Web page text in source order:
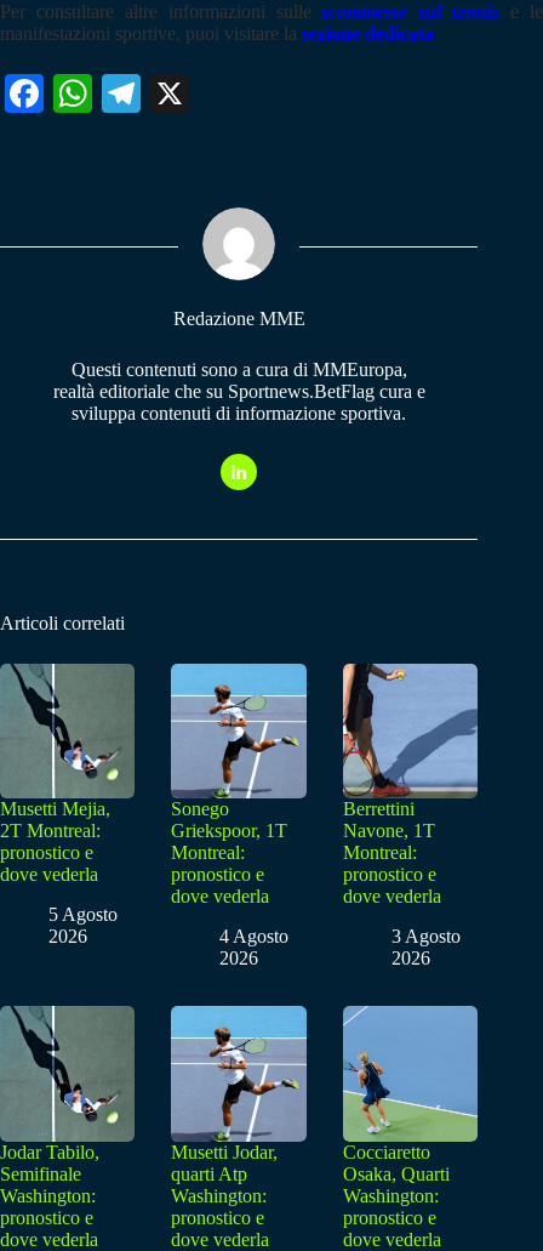
Per consultare altre informazioni sulle scommesse sul tennis e le
manifestazioni sportive, puoi visitare la sezione dedicata
Fa W
pp
Te
m
Redazione MME
Questi contenuti sono a cura di MMEuropa,
realtà editoriale che su Sportnews.BetFlag cura e
sviluppa contenuti di informazione sportiva.
Articoli correlati
Musetti Mejia,
2T Montreal:
pronostico e
dove vederla
5 Agosto
2026
Sonego
Griekspoor, 1T
Montreal:
pronostico e
dove vederla
4 Agosto
2026
Berrettini
Navone, 1T
Montreal:
pronostico e
dove vederla
3 Agosto
2026
Jodar Tabilo,
Semifinale
Washington:
pronostico e
dove vederla
Musetti Jodar,
quarti Atp
Washington:
pronostico e
dove vederla
Cocciaretto
Osaka, Quarti
Washington:
pronostico e
dove vederla